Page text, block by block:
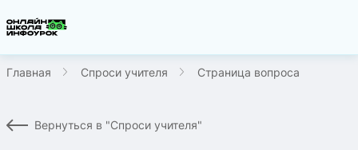
Главная Спроси учителя Страница вопроса
Вернуться в "Спроси учителя"